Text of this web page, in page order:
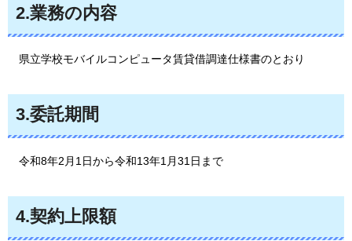
2.業務の内容
県立学校モバイルコンピュータ賃貸借調達仕様書のとおり
3.委託期間
令和8年2月1日から令和13年1月31日まで
4.契約上限額